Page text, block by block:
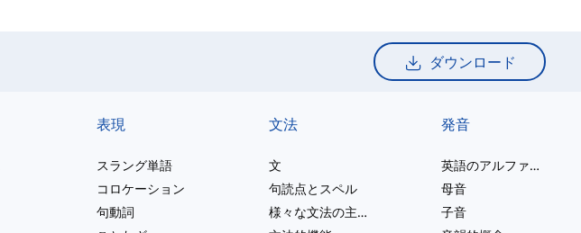
ダウンロード
表現
スラング単語
コロケーション
句動詞
文法
文
句読点とスペル
様々な文法の主題
発音
英語のアルファベット
母音
子音